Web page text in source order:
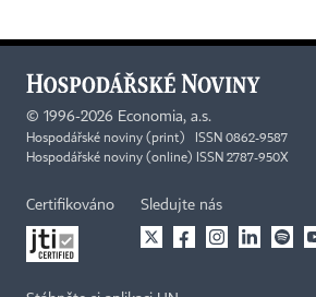
© 1996-2026 Economia, a.s.
Hospodářské noviny (print) ISSN 0862-9587
Hospodářské noviny (online) ISSN 2787-950X
Certifikováno Sledujte nás